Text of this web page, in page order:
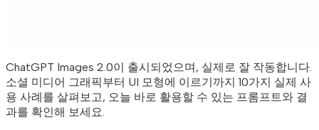
ChatGPT Images 2.0이 출시되었으며, 실제로 잘 작동합니다.
소셜 미디어 그래픽부터 UI 모형에 이르기까지 10가지 실제 사
용 사례를 살펴보고, 오늘 바로 활용할 수 있는 프롬프트와 결
과를 확인해 보세요.